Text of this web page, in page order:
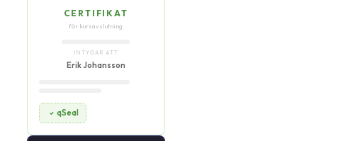
CERTIFIKAT
för kursavslutning
INTYGAR ATT
Erik Johansson
qSeal